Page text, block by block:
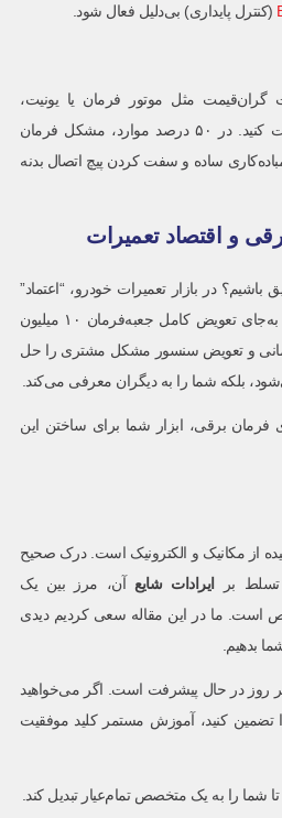
(کنترل پایداری) بی‌دلیل فعال شود.
مثل موتور فرمان یا یونیت،
اتصالات بدنه (Ground) را تقویت کنید. در ۵۰ درصد موارد، مشکل فرمان
ساده و سفت کردن پیچ اتصال بدنه
و اقتصاد تعمیرات
باشیم؟ در بازار تعمیرات خودرو، “اعتماد”
گران‌ترین ارز است. وقتی شما به‌جای تعویض کامل جعبه‌فرمان ۱۰ میلیون
تعمیر ۱ میلیون تومانی و تعویض سنسور مشکل مشتری را حل
بلکه شما را به دیگران معرفی می‌کند.
برقی، ابزار شما برای ساختن این
از مکانیک و الکترونیک است. درک صحیح
بر ایرادات شایع آن، مرز بین یک
است. ما در این مقاله سعی کردیم دیدی
بدهیم.
روز در حال پیشرفت است. اگر می‌خواهید
را تضمین کنید، آموزش مستمر کلید موفقیت
شما را به یک متخصص تمام‌عیار تبدیل کند.